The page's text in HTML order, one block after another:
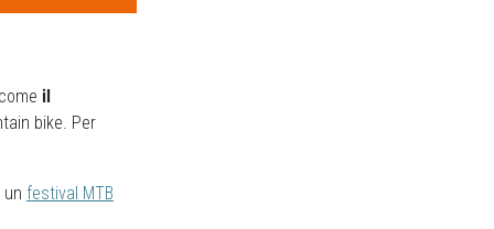
il
bike. Per
festival MTB